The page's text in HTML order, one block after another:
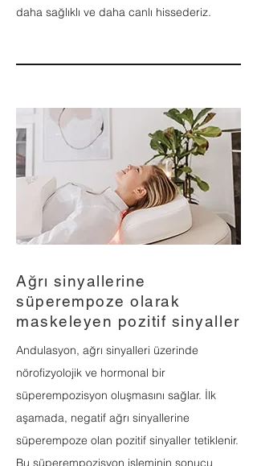
daha sağlıklı ve daha canlı hissederiz.
Ağrı sinyallerine
süperempoze olarak
maskeleyen pozitif sinyaller
Andulasyon, ağrı sinyalleri üzerinde
nörofizyolojik ve hormonal bir
süperempozisyon oluşmasını sağlar. İlk
aşamada, negatif ağrı sinyallerine
süperempoze olan pozitif sinyaller tetiklenir.
Bu süperempozisyon işleminin sonucu